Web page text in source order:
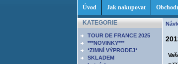
Úvod Jak nakupovat
KATEGORIE
TOUR DE FRANCE 2025
***NOVINKY***
*ZIMNÍ VÝPRODEJ*
SKLADEM